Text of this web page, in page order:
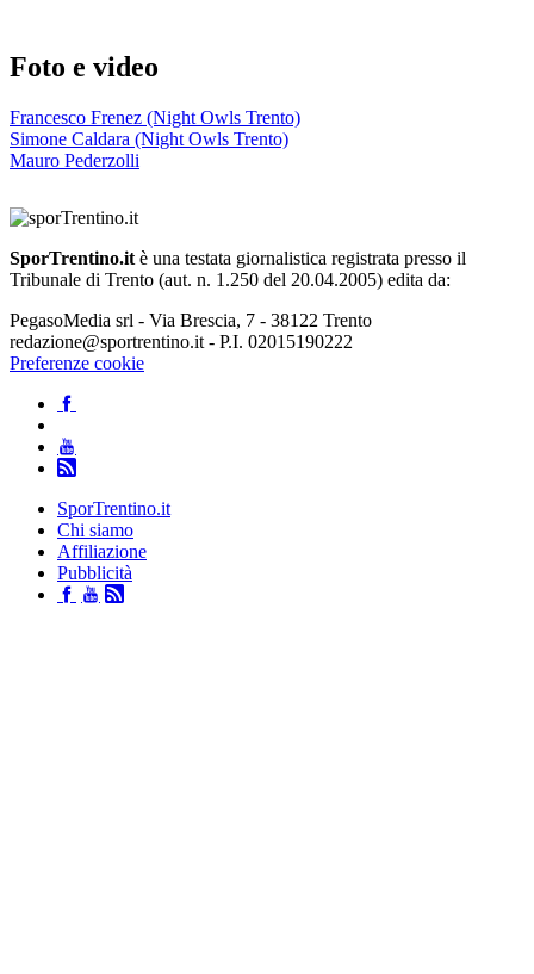
Foto e video
Francesco Frenez (Night Owls Trento)
Simone Caldara (Night Owls Trento)
Mauro Pederzolli
SporTrentino.it è una testata giornalistica registrata presso il
Tribunale di Trento (aut. n. 1.250 del 20.04.2005) edita da:
PegasoMedia srl - Via Brescia, 7 - 38122 Trento
redazione@sportrentino.it - P.I. 02015190222
Preferenze cookie
SporTrentino.it
Chi siamo
Affiliazione
Pubblicità